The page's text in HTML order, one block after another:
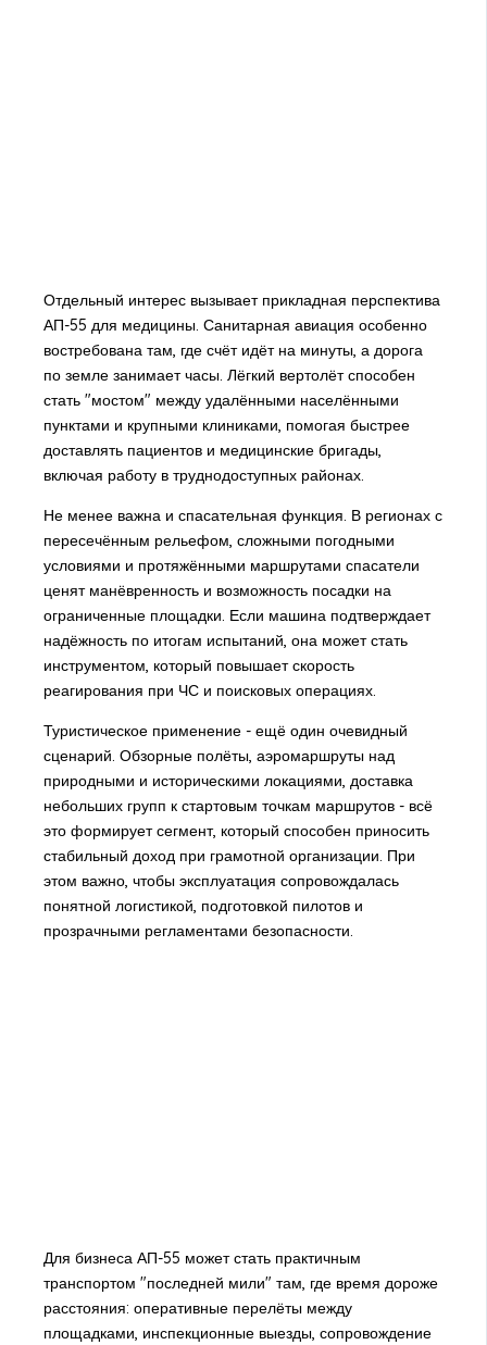
Отдельный интерес вызывает прикладная перспектива
АП-55 для медицины. Санитарная авиация особенно
востребована там, где счёт идёт на минуты, а дорога
по земле занимает часы. Лёгкий вертолёт способен
стать "мостом" между удалёнными населёнными
пунктами и крупными клиниками, помогая быстрее
доставлять пациентов и медицинские бригады,
включая работу в труднодоступных районах.
Не менее важна и спасательная функция. В регионах с
пересечённым рельефом, сложными погодными
условиями и протяжёнными маршрутами спасатели
ценят манёвренность и возможность посадки на
ограниченные площадки. Если машина подтверждает
надёжность по итогам испытаний, она может стать
инструментом, который повышает скорость
реагирования при ЧС и поисковых операциях.
Туристическое применение - ещё один очевидный
сценарий. Обзорные полёты, аэромаршруты над
природными и историческими локациями, доставка
небольших групп к стартовым точкам маршрутов - всё
это формирует сегмент, который способен приносить
стабильный доход при грамотной организации. При
этом важно, чтобы эксплуатация сопровождалась
понятной логистикой, подготовкой пилотов и
прозрачными регламентами безопасности.
Для бизнеса АП-55 может стать практичным
транспортом "последней мили" там, где время дороже
расстояния: оперативные перелёты между
площадками, инспекционные выезды, сопровождение